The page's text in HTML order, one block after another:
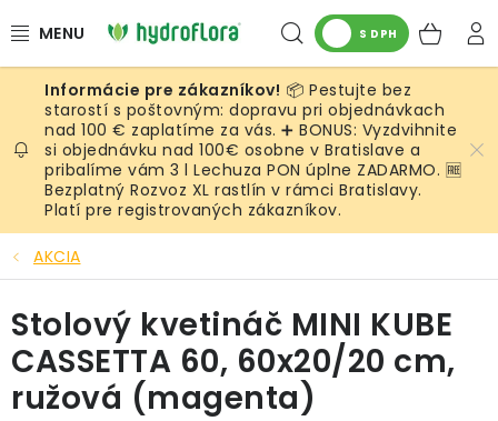
na
Hľadať
S DPH
RASTLINY
UMELÉ RASTLINY
KVETINÁČE
SUBSTRÁTY A PRÍSLUŠENSTVO
SERVIS INTERIÉROVEJ ZELENE
MACHY
📦 Pestujte bez
starostí s poštovným: dopravu pri objednávkach
nad 100 € zaplatíme za vás. ➕ BONUS: Vyzdvihnite
si objednávku nad 100€ osobne v Bratislave a
pribalíme vám 3 l Lechuza PON úplne ZADARMO. 🆓
Bezplatný Rozvoz XL rastlín v rámci Bratislavy.
Platí pre registrovaných zákazníkov.
AKCIA
Stolový kvetináč MINI KUBE
CASSETTA 60, 60x20/20 cm,
ružová (magenta)